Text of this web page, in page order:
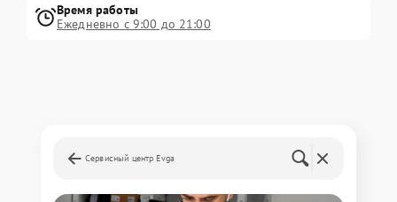
Время работы
Ежедневно с 9:00 до 21:00
Сервисный центр Evga